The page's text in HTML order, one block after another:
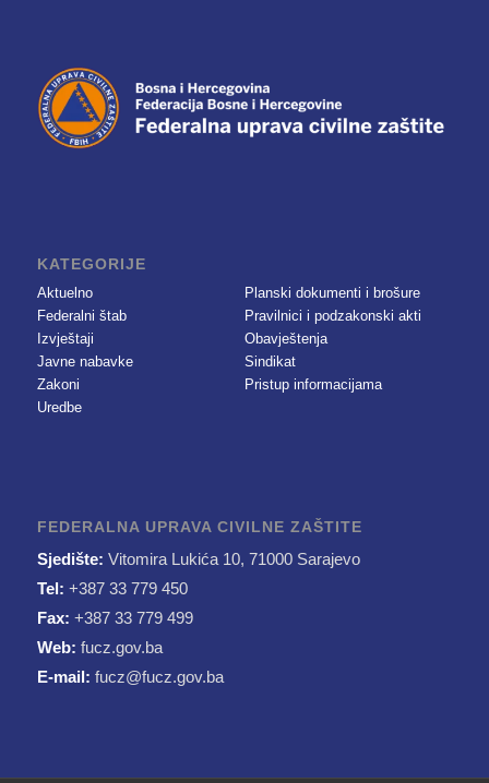
KATEGORIJE
Aktuelno
Federalni štab
Izvještaji
Javne nabavke
Zakoni
Uredbe
Planski dokumenti i brošure
Pravilnici i podzakonski akti
Obavještenja
Sindikat
Pristup informacijama
FEDERALNA UPRAVA CIVILNE ZAŠTITE
Sjedište: Vitomira Lukića 10, 71000 Sarajevo
Tel: +387 33 779 450
Fax: +387 33 779 499
Web: fucz.gov.ba
E-mail: fucz@fucz.gov.ba